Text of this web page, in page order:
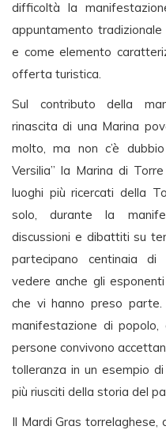
difficoltà la
appuntamento
e come elemento
offerta turistica.
Sul contributo della
rinascita di una Marina
molto, ma non c’è
Versilia” la Marina di
luoghi più ricercati della
solo, durante la
discussioni e dibattiti su
partecipano centinaia
vedere anche gli
che vi hanno preso parte.
manifestazione di
persone convivono
tolleranza in un esempio
più riusciti della storia del
Il Mardi Gras torrelaghese,